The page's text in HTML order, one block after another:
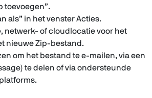
toevoegen”.
als” in het venster Acties.
netwerk- of cloudlocatie voor het
nieuwe Zip-bestand.
om het bestand te e-mailen, via een
te delen of via ondersteunde